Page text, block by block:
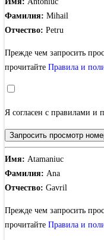
Фамилия: Mihail
Отчество: Petru
Прежде чем запросить
прочитайте Правила и
Я согласен с правилами и
Запросить просмотр
Имя: Atamaniuc
Фамилия: Ana
Отчество: Gavril
Прежде чем запросить
прочитайте Правила и